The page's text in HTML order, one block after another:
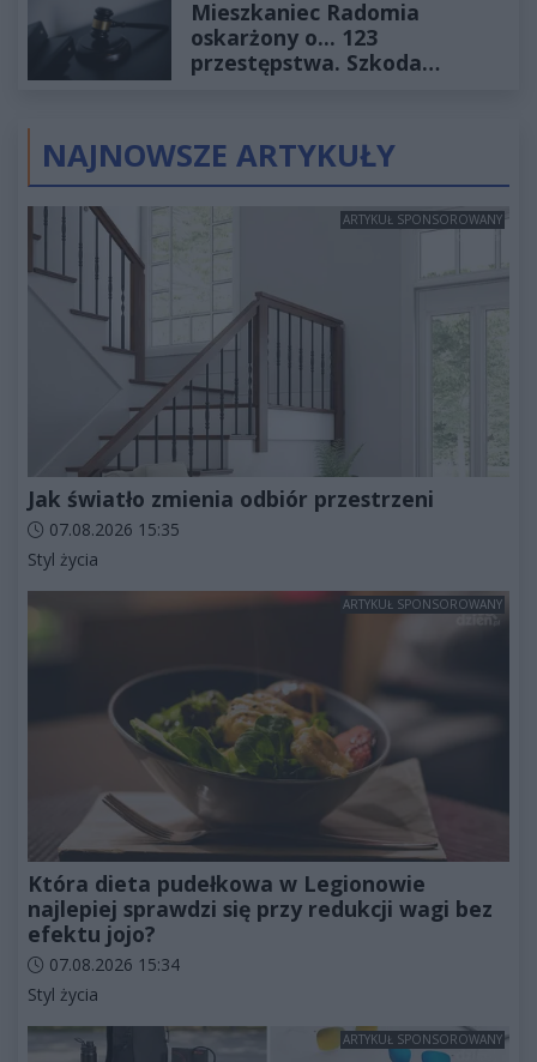
Mieszkaniec Radomia
oskarżony o... 123
przestępstwa. Szkoda
NAJNOWSZE ARTYKUŁY
ARTYKUŁ SPONSOROWANY
Jak światło zmienia odbiór przestrzeni
Data dodania artykułu:
07.08.2026 15:35
Kategorie artykułu:
Styl życia
ARTYKUŁ SPONSOROWANY
Która dieta pudełkowa w Legionowie
najlepiej sprawdzi się przy redukcji wagi bez
efektu jojo?
Data dodania artykułu:
07.08.2026 15:34
Kategorie artykułu:
Styl życia
ARTYKUŁ SPONSOROWANY